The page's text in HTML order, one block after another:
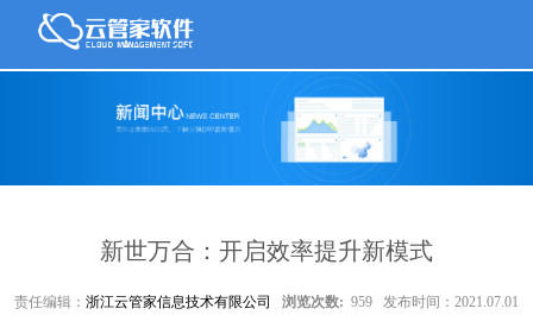
新世万合：开启效率提升新模式
责任编辑： 浙江云管家信息技术有限公司 浏览次数: 959 发布时间：2021.07.01